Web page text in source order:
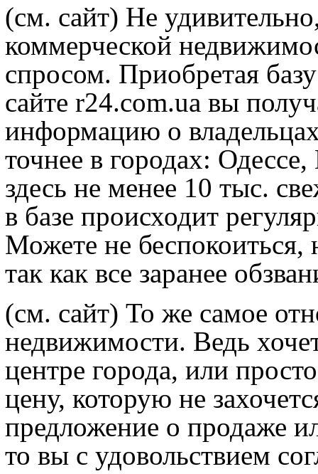
(см. сайт) Не
коммерческой
спросом. Приобретая
сайте r24.com.ua вы
информацию о
точнее в городах:
здесь не менее 10 тыс.
в базе происходит
Можете не беспокоиться,
так как все заранее
(см. сайт) То же самое
недвижимости. Ведь
центре города, или
цену, которую не
предложение о продаже
то вы с удовольствием